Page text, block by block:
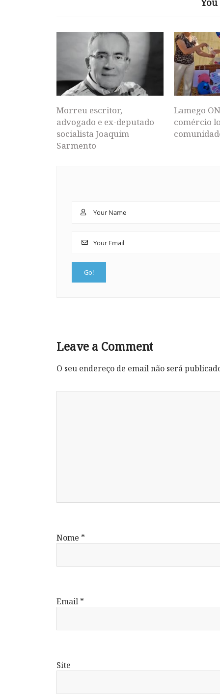
Morreu escritor,
advogado e ex-deputado
socialista Joaquim
Sarmento
Lamego
comércio
Leave a Comment
O seu endereço de email não será
Nome *
Email *
Site